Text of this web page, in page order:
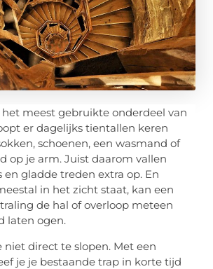
het meest gebruikte onderdeel van
er dagelijks tientallen keren
schoenen, een wasmand of
op je arm. Juist daarom vallen
en gladde treden extra op. En
in het zicht staat, kan een
de hal of overloop meteen
laten ogen.
niet direct te slopen. Met een
je je bestaande trap in korte tijd